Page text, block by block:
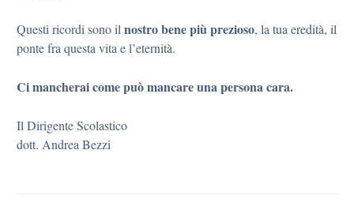
Questi ricordi sono il nostro bene più prezioso, la tua eredità, il
ponte fra questa vita e l’eternità.
Ci mancherai come può mancare una persona cara.
Il Dirigente Scolastico
dott. Andrea Bezzi